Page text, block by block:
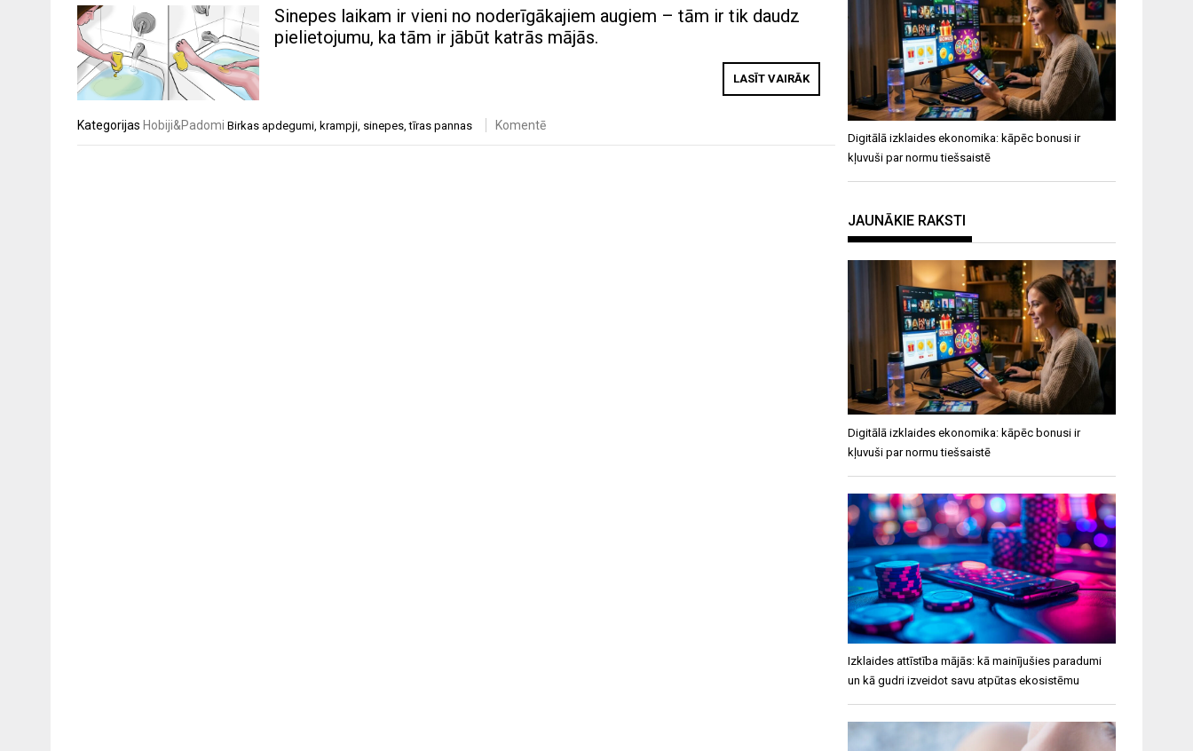
Sinepes laikam ir vieni no noderīgākajiem augiem – tām ir tik daudz
pielietojumu, ka tām ir jābūt katrās mājās.
LASĪT VAIRĀK
Kategorijas Hobiji&Padomi Birkas apdegumi, krampji, sinepes,tīras pannas Komentē
Digitālā izklaides ekonomika: kāpēc bonusi ir
kļuvuši par normu tiešsaistē
JAUNĀKIE RAKSTI
Digitālā izklaides ekonomika: kāpēc bonusi ir
kļuvuši par normu tiešsaistē
Izklaides attīstība mājās: kā mainījušies paradumi
un kā gudri izveidot savu atpūtas ekosistēmu